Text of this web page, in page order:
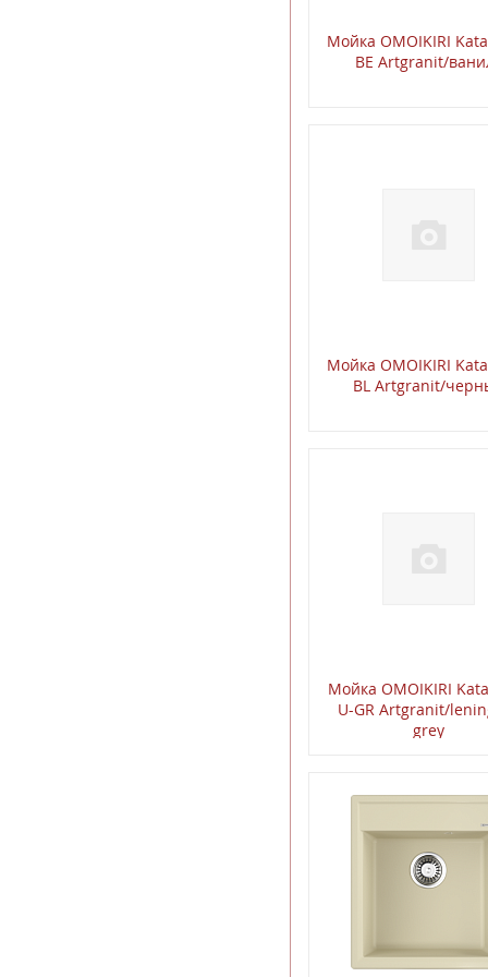
Мойкa OMOIKIRI
BE Artgranit/
Мойкa OMOIKIRI
BL Artgranit/
Мойкa OMOIKIRI
U-GR Artgranit/
grey